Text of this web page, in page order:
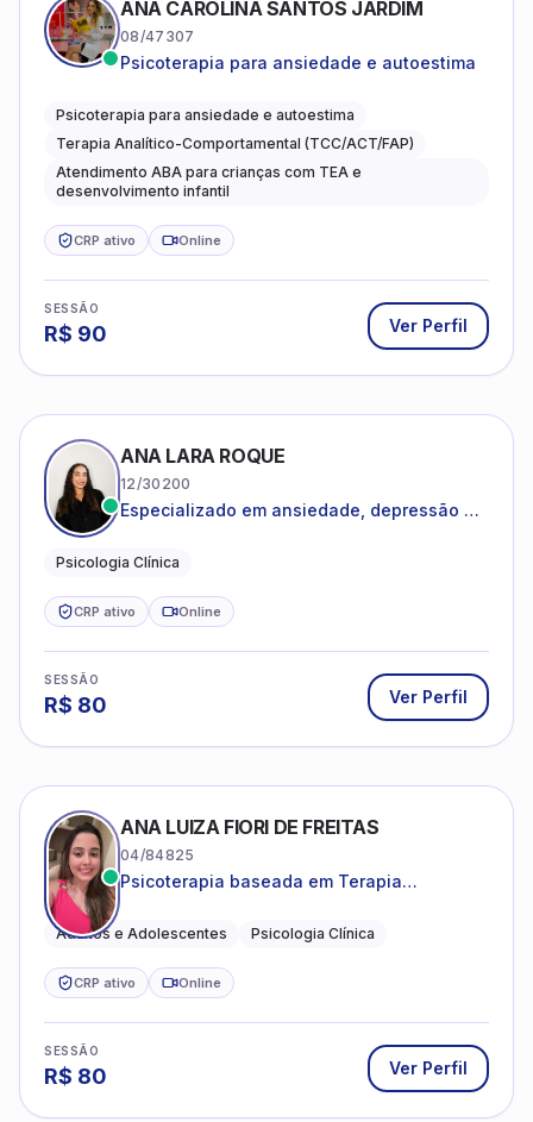
Psicoterapia para ansiedade e autoestima
Terapia Analítico-Comportamental (TCC/ACT/FAP)
Atendimento ABA para crianças com TEA e
desenvolvimento infantil
CRP ativo Online
R$90 Ver Perfil
Especializado em ansiedade, depressão e
desenvolvimento emocional
CRP ativo Online
R$80 Ver Perfil
Psicoterapia baseada em Terapia
Cognitivo-Comportamental
Adultos e Adolescentes
CRP ativo Online
R$80 Ver Perfil